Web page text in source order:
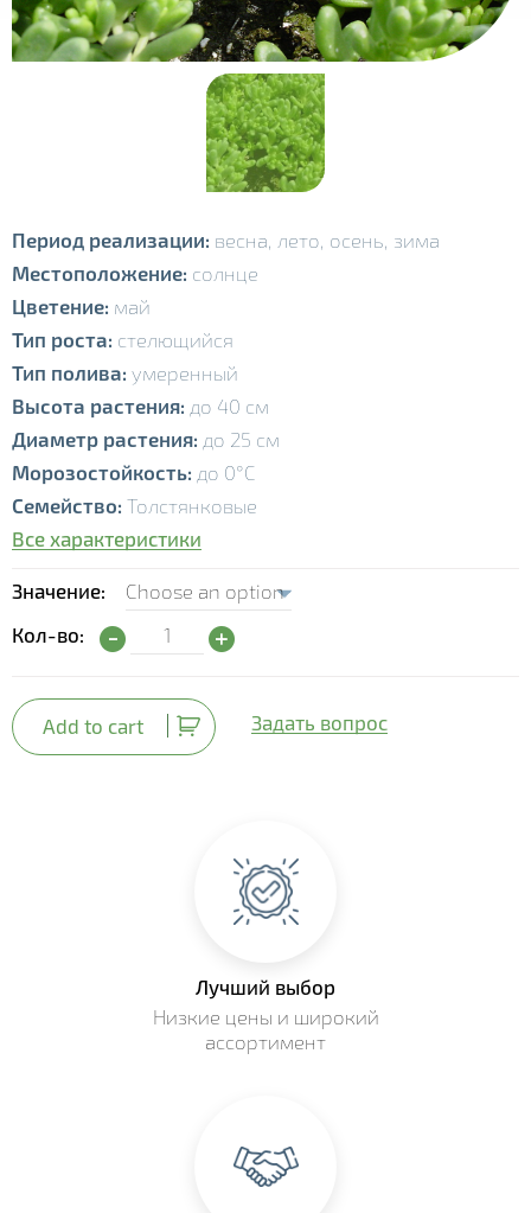
Период реализации: весна, лето, осень, зима
Местоположение: солнце
Цветение: май
Тип роста: стелющийся
Тип полива: умеренный
Высота растения: до 40 см
Диаметр растения: до 25 см
Морозостойкость: до 0°С
Семейство: Толстянковые
Все характеристики
Значение
Кол-во:
Седум (Sedum) quantity
Add to cart Задать вопрос
Лучший выбор
Низкие цены и широкий
ассортимент